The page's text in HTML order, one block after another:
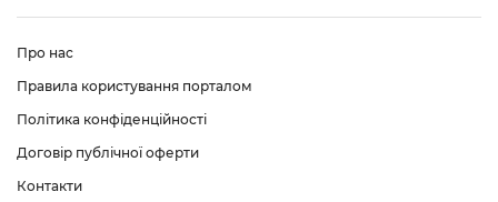
Про нас
Правила користування порталом
Політика конфіденційності
Договір публічної оферти
Контакти